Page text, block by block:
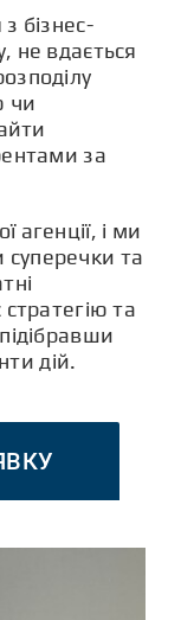
бізнес-
не вдається
чи
за
агенції, і ми
та
та
дій.